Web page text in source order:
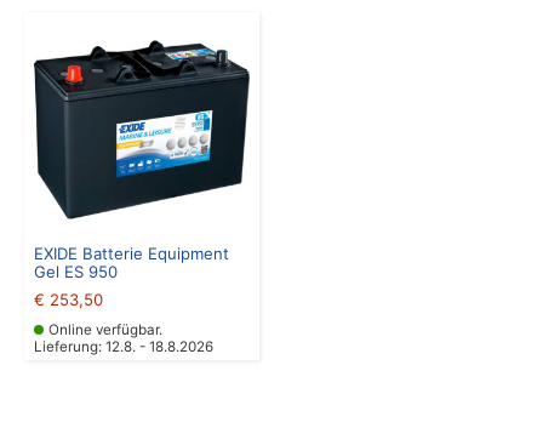
EXIDE Batterie Equipment
Gel ES 950
€ 253,50
Online verfügbar.
Lieferung: 12.8. - 18.8.2026